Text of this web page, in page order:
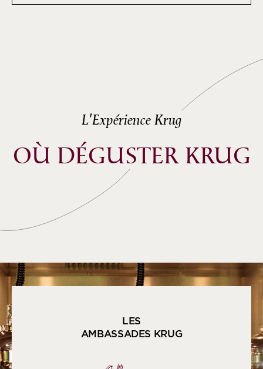
L'Expérience Krug
OÙ DÉGUSTER KRUG
LES
AMBASSADES KRUG